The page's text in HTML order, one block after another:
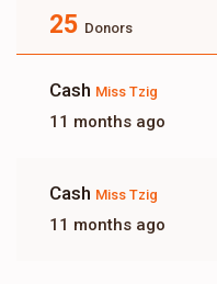
25 Donors
Cash Miss Tzig
11 months ago
Cash Miss Tzig
11 months ago